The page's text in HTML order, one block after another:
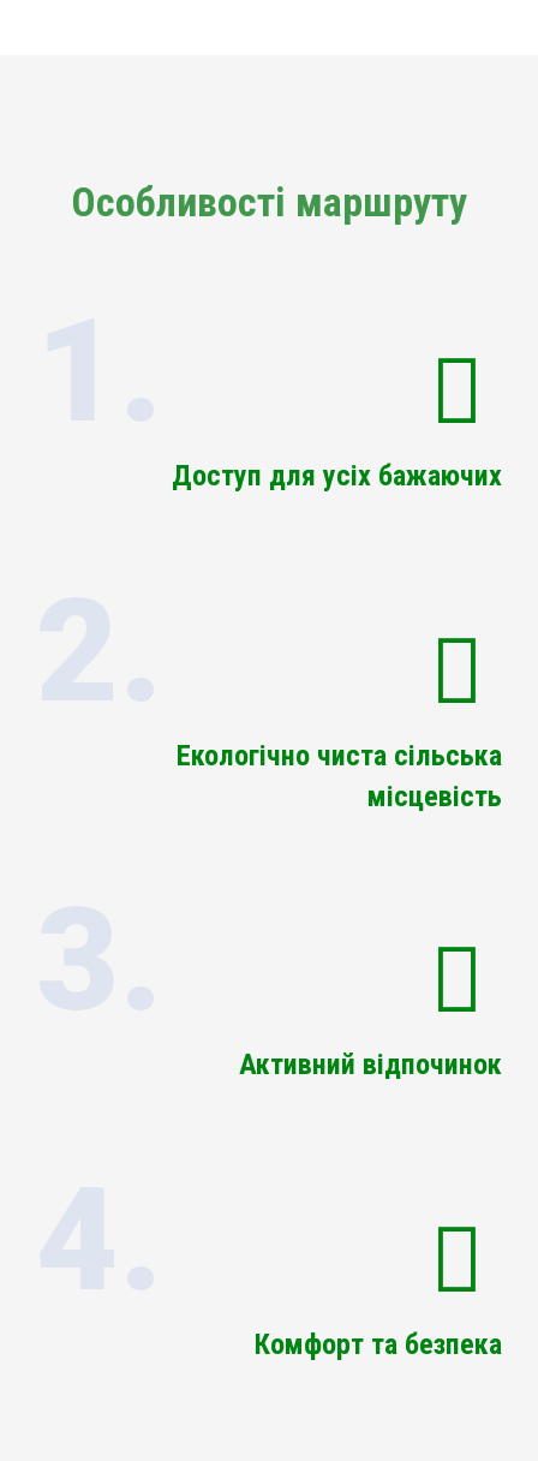
Особливості маршруту
Доступ для усіх бажаючих
Екологічно чиста сільська
місцевість
Активний відпочинок
Комфорт та безпека